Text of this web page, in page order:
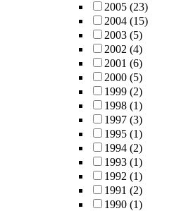
2005 (23)
2004 (15)
2003 (5)
2002 (4)
2001 (6)
2000 (5)
1999 (2)
1998 (1)
1997 (3)
1995 (1)
1994 (2)
1993 (1)
1992 (1)
1991 (2)
1990 (1)